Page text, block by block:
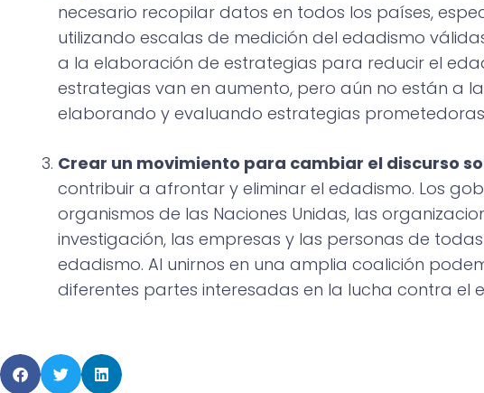
necesario recopilar datos en todos los países,
utilizando escalas de medición del edadismo
a la elaboración de estrategias para reducir el
estrategias van en aumento, pero aún no están a
elaborando y evaluando estrategias
Crear un movimiento para cambiar el discurso
contribuir a afrontar y eliminar el edadismo. Los
organismos de las Naciones Unidas, las
investigación, las empresas y las personas de
edadismo. Al unirnos en una amplia coalición
diferentes partes interesadas en la lucha contra el